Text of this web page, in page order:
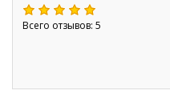
Всего отзывов: 5